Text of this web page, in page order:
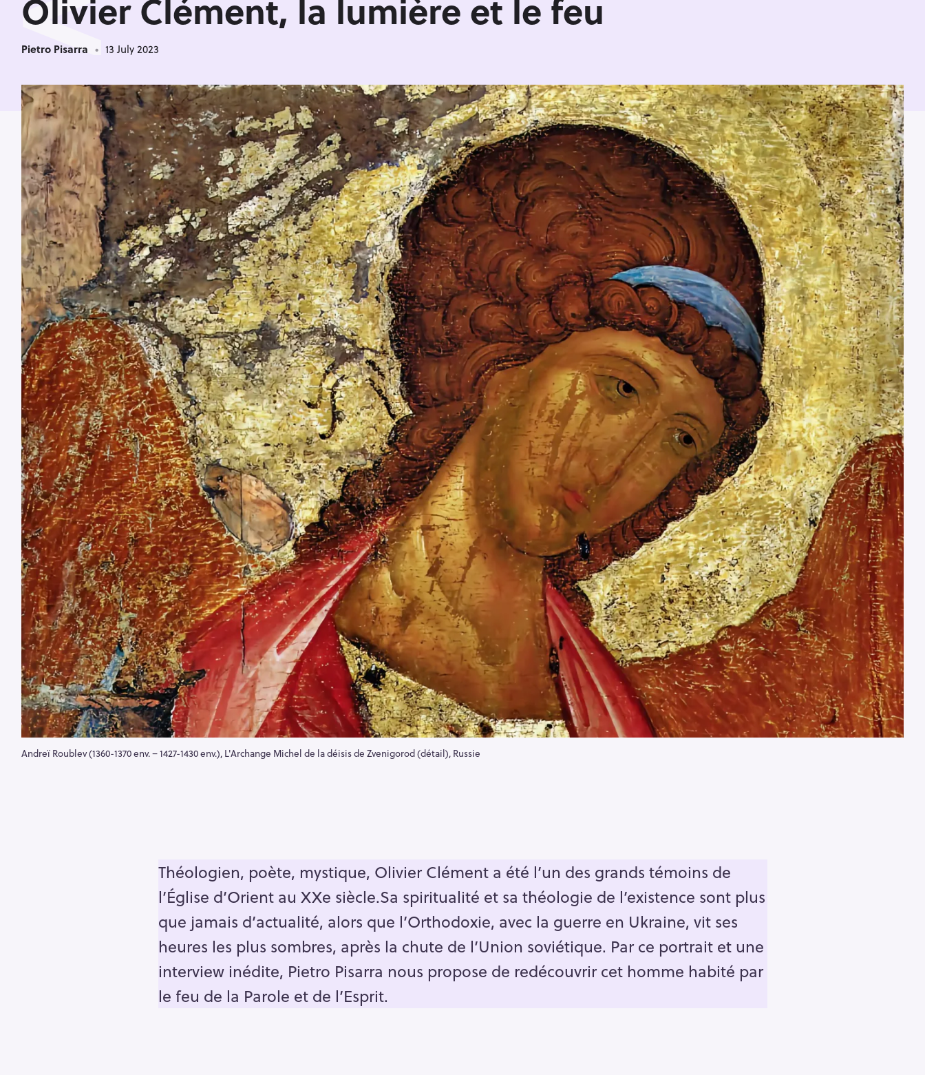
Olivier Clément, la lumière et le feu
Pietro Pisarra 13 July 2023
Andreï Roublev (1360-1370 env. – 1427-1430 env.), L'Archange Michel de la déisis de Zvenigorod (détail), Russie
Théologien, poète, mystique, Olivier Clément a été l’un des grands témoins de
l’Église d’Orient au XXe siècle.Sa spiritualité et sa théologie de l’existence sont plus
que jamais d’actualité, alors que l’Orthodoxie, avec la guerre en Ukraine, vit ses
heures les plus sombres, après la chute de l’Union soviétique. Par ce portrait et une
interview inédite, Pietro Pisarra nous propose de redécouvrir cet homme habité par
le feu de la Parole et de l’Esprit.